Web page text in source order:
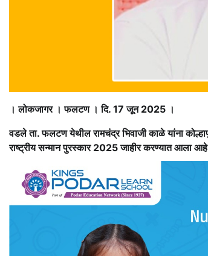
। लोकजागर । फलटण । दि. 17 जून 2025 ।
वडले ता. फलटण येथील रामचंद्र भिवाजी काळे यांना
राष्ट्रीय सन्मान पुरस्कार 2025 जाहीर करण्यात आला